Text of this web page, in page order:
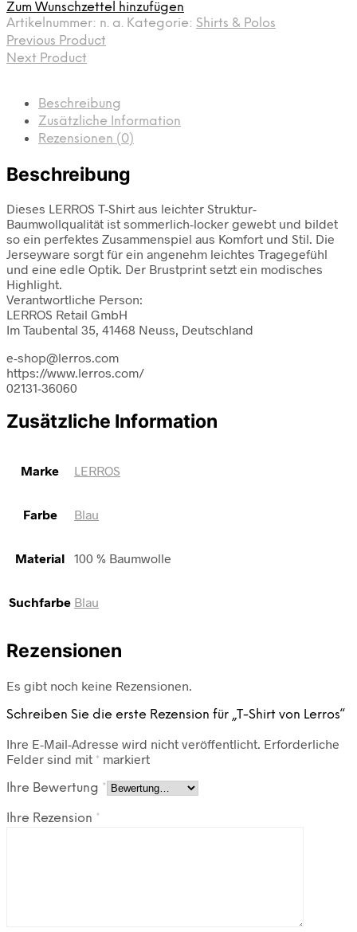
Zum Wunschzettel hinzufügen
Artikelnummer: n. a. Kategorie: Shirts & Polos
Previous Product
Next Product
Beschreibung
Zusätzliche Information
Rezensionen (0)
Beschreibung
Dieses LERROS T-Shirt aus leichter Struktur-
Baumwollqualität ist sommerlich-locker gewebt und bildet
so ein perfektes Zusammenspiel aus Komfort und Stil. Die
Jerseyware sorgt für ein angenehm leichtes Tragegefühl
und eine edle Optik. Der Brustprint setzt ein modisches
Highlight.
Verantwortliche Person:
LERROS Retail GmbH
Im Taubental 35, 41468 Neuss, Deutschland
e-shop@lerros.com
https://www.lerros.com/
02131-36060
Zusätzliche Information
Marke LERROS
Farbe Blau
Material 100 % Baumwolle
Suchfarbe Blau
Rezensionen
Es gibt noch keine Rezensionen.
Schreiben Sie die erste Rezension für „T-Shirt von Lerros“
Ihre E-Mail-Adresse wird nicht veröffentlicht. Erforderliche
Felder sind mit * markiert
Ihre Bewertung *
Ihre Rezension *